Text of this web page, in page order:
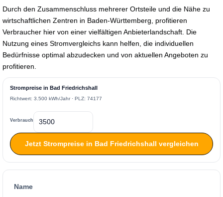
Durch den Zusammenschluss mehrerer Ortsteile und die Nähe zu
wirtschaftlichen Zentren in Baden-Württemberg, profitieren
Verbraucher hier von einer vielfältigen Anbieterlandschaft. Die
Nutzung eines Stromvergleichs kann helfen, die individuellen
Bedürfnisse optimal abzudecken und von aktuellen Angeboten zu
profitieren.
Strompreise in Bad Friedrichshall
Richtwert: 3.500 kWh/Jahr · PLZ: 74177
Verbrauch
Jetzt Strompreise in Bad Friedrichshall vergleichen
Name